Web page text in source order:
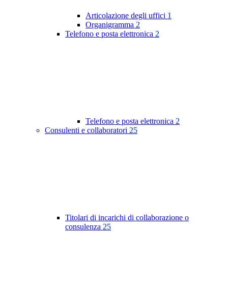
Articolazione degli uffici 1
Organigramma 2
Telefono e posta elettronica 2
Telefono e posta elettronica 2
Consulenti e collaboratori 25
Titolari di incarichi di collaborazione o
consulenza 25